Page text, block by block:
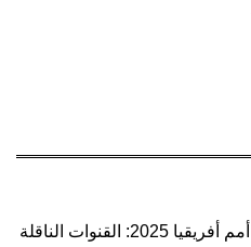
كأس أمم أفريقيا 2025: القنوات الناقلة